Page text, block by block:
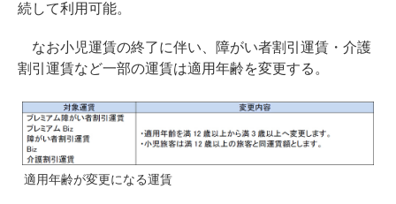
続して利用可能。
なお小児運賃の終了に伴い、障がい者割引運賃・介護
割引運賃など一部の運賃は適用年齢を変更する。
適用年齢が変更になる運賃